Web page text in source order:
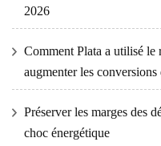
2026
Comment Plata a utilisé
augmenter les conversions
Préserver les marges des
choc énergétique